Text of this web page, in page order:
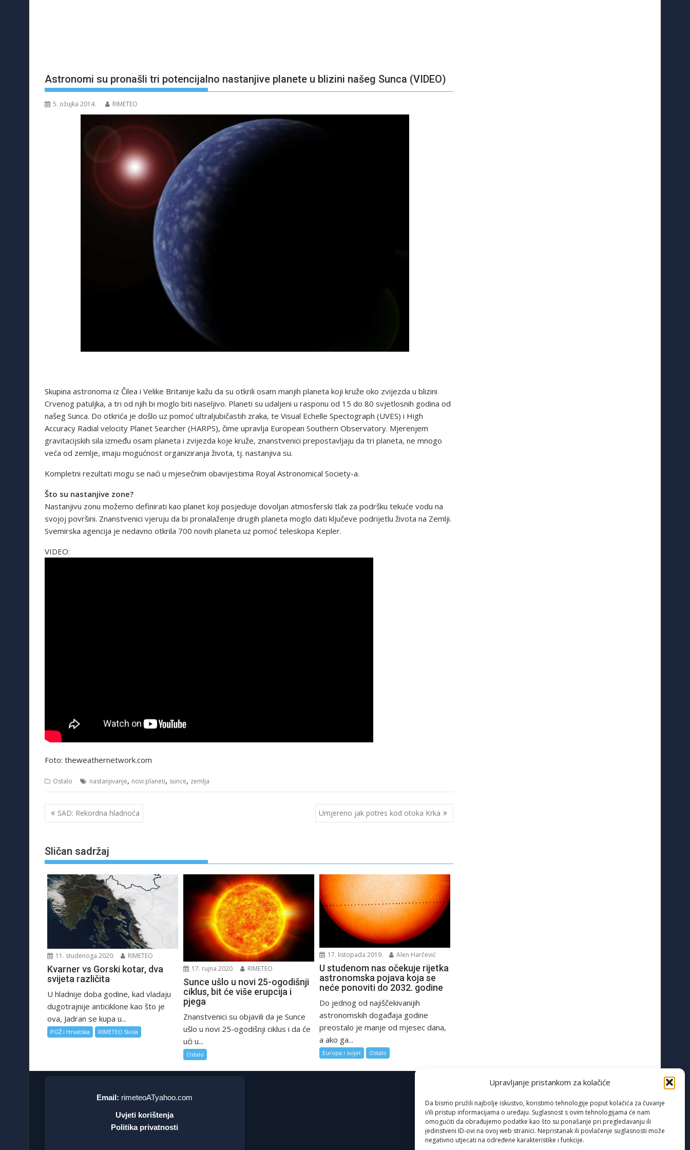
Upravljanje pristankom za kolačiće
Da bismo pružili najbolje iskustvo, koristimo tehnologije poput kolačića za čuvanje
i/ili pristup informacijama o uređaju. Suglasnost s ovim tehnologijama će nam
omogućiti da obrađujemo podatke kao što su ponašanje pri pregledavanju ili
jedinstveni ID-ovi na ovoj web stranici. Nepristanak ili povlačenje suglasnosti može
negativno utjecati na određene karakteristike i funkcije.
Astronomi su pronašli tri potencijalno nastanjive planete u blizini našeg Sunca (VIDEO)
5. ožujka 2014. RIMETEO
Skupina astronoma iz Čilea i Velike Britanije kažu da su otkrili osam manjih planeta koji kruže oko zvijezda u blizini
Crvenog patuljka, a tri od njih bi moglo biti naseljivo. Planeti su udaljeni u rasponu od 15 do 80 svjetlosnih godina od
našeg Sunca. Do otkrića je došlo uz pomoć ultraljubičastih zraka, te Visual Echelle Spectograph (UVES) i High
Accuracy Radial velocity Planet Searcher (HARPS), čime upravlja European Southern Observatory. Mjerenjem
gravitacijskih sila između osam planeta i zvijezda koje kruže, znanstvenici prepostavljaju da tri planeta, ne mnogo
veća od zemlje, imaju mogućnost organiziranja života, tj. nastanjiva su.
Kompletni rezultati mogu se naći u mjesečnim obavijestima Royal Astronomical Society-a.
Što su nastanjive zone?
Nastanjivu zonu možemo definirati kao planet koji posjeduje dovoljan atmosferski tlak za podršku tekuće vodu na
svojoj površini. Znanstvenici vjeruju da bi pronalaženje drugih planeta moglo dati ključeve podrijetlu života na Zemlji.
Svemirska agencija je nedavno otkrila 700 novih planeta uz pomoć teleskopa Kepler.
VIDEO:
Foto: theweathernetwork.com
Ostalo nastanjivanje, novi planeti, sunce, zemlja
Navigacija
objava
SAD: Rekordna hladnoća Umjereno jak potres kod otoka Krka
Sličan sadržaj
11. studenoga 2020. RIMETEO
Kvarner vs Gorski kotar, dva
svijeta različita
U hladnije doba godine, kad vladaju
dugotrajnije anticiklone kao što je
ova, Jadran se kupa u...
PGŽ i Hrvatska RIMETEO škola
17. rujna 2020. RIMETEO
Sunce ušlo u novi 25-ogodišnji
ciklus, bit će više erupcija i
pjega
Znanstvenici su objavili da je Sunce
ušlo u novi 25-ogodišnji ciklus i da će
ući u...
Ostalo
17. listopada 2019. Alen Harčević
U studenom nas očekuje rijetka
astronomska pojava koja se
neće ponoviti do 2032. godine
Do jednog od najiščekivanijih
astronomskih događaja godine
preostalo je manje od mjesec dana,
a ako ga...
Europa i svijet Ostalo
Email: rimeteoATyahoo.com
Uvjeti korištenja
Politika privatnosti